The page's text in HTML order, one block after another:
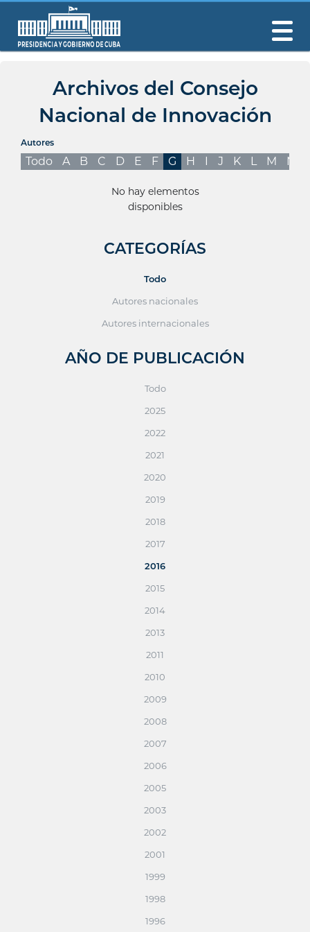
Archivos del Consejo
Nacional de Innovación
Autores
Todo A B C D E F G H I J K L M N
No hay elementos
disponibles
CATEGORÍAS
Todo
Autores nacionales
Autores internacionales
AÑO DE PUBLICACIÓN
Todo
2025
2022
2021
2020
2019
2018
2017
2016
2015
2014
2013
2011
2010
2009
2008
2007
2006
2005
2003
2002
2001
1999
1998
1996